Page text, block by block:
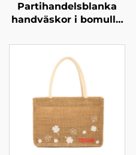
Partihandelsblanka
handväskor i bomull –
(ODM/OEM)